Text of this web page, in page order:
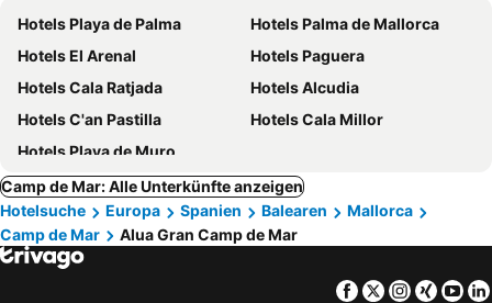
Hotels Playa de Palma
Hotels Palma de Mallorca
Hotels El Arenal
Hotels Paguera
Hotels Cala Ratjada
Hotels Alcudia
Hotels C'an Pastilla
Hotels Cala Millor
Hotels Playa de Muro
Camp de Mar: Alle Unterkünfte anzeigen
Hotelsuche
Europa Spanien Balearen
Mallorca
Camp de Mar
Alua Gran Camp de Mar
Facebook
TwitterXing